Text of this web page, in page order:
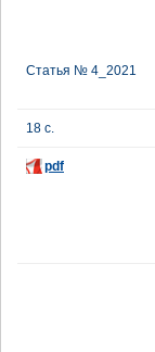
Статья № 4_2021
18 с.
pdf